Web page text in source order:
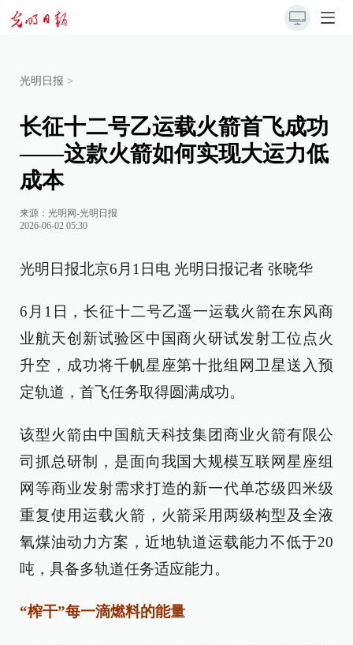
光明日报 >
长征十二号乙运载火箭首飞成功
——这款火箭如何实现大运力低
成本
来源： 光明网-光明日报
2026-06-02 05:30
光明日报北京6月1日电 光明日报记者 张晓华
6月1日，长征十二号乙遥一运载火箭在东风商
业航天创新试验区中国商火研试发射工位点火
升空，成功将千帆星座第十批组网卫星送入预
定轨道，首飞任务取得圆满成功。
该型火箭由中国航天科技集团商业火箭有限公
司抓总研制，是面向我国大规模互联网星座组
网等商业发射需求打造的新一代单芯级四米级
重复使用运载火箭，火箭采用两级构型及全液
氧煤油动力方案，近地轨道运载能力不低于20
吨，具备多轨道任务适应能力。
“榨干”每一滴燃料的能量